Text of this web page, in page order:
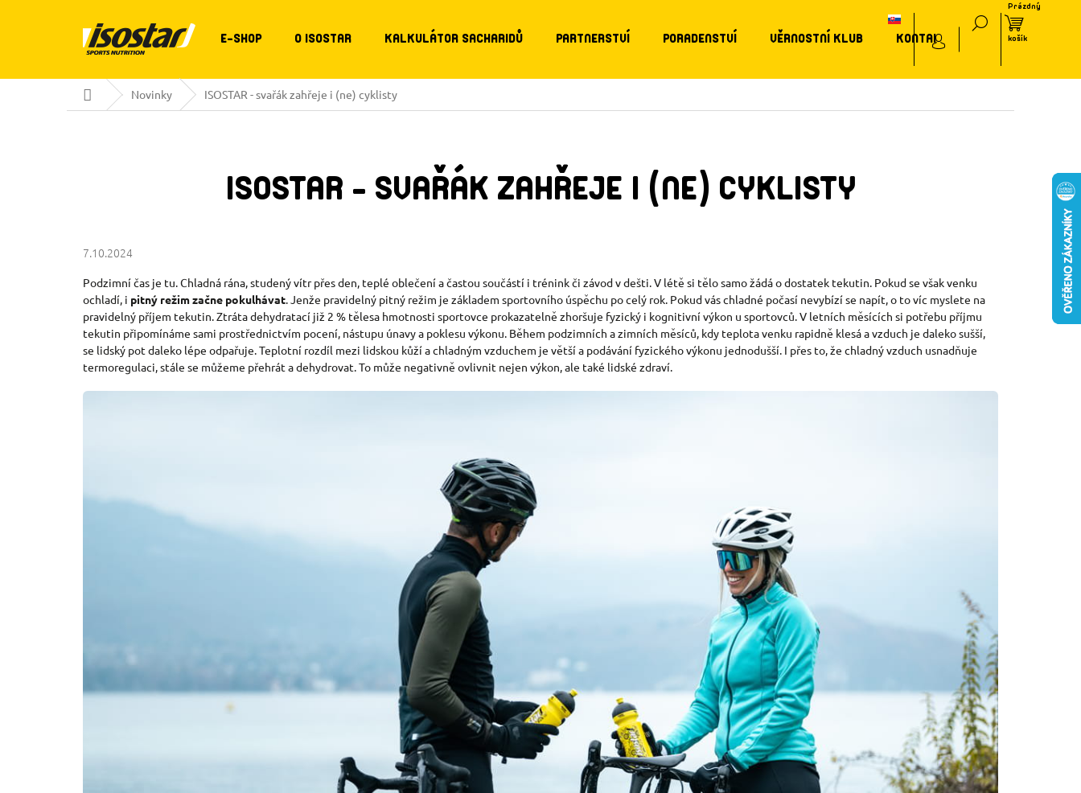
E-SHOP O ISOSTAR KALKULÁTOR SACHARIDŮ PARTNERSTVÍ PORADENSTVÍ VĚRNOSTNÍ KLUB KONTAKT
Domů Novinky ISOSTAR - svařák zahřeje i (ne) cyklisty
ISOSTAR - SVAŘÁK ZAHŘEJE I (NE) CYKLISTY
7.10.2024
Podzimní čas je tu. Chladná rána, studený vítr přes den, teplé oblečení a častou součástí i trénink či závod v dešti. V létě si tělo samo žádá o dostatek tekutin. Pokud se však venku
ochladí, i pitný režim začne pokulhávat . Jenže pravidelný pitný režim je základem sportovního úspěchu po celý rok. Pokud vás chladné počasí nevybízí se napít, o to víc myslete na
pravidelný příjem tekutin. Ztráta dehydratací již 2 % tělesa hmotnosti sportovce prokazatelně zhoršuje fyzický i kognitivní výkon u sportovců. V letních měsících si potřebu příjmu
tekutin připomínáme sami prostřednictvím pocení, nástupu únavy a poklesu výkonu. Během podzimních a zimních měsíců, kdy teplota venku rapidně klesá a vzduch je daleko sušší,
se lidský pot daleko lépe odpařuje. Teplotní rozdíl mezi lidskou kůží a chladným vzduchem je větší a podávání fyzického výkonu jednodušší. I přes to, že chladný vzduch usnadňuje
termoregulaci, stále se můžeme přehrát a dehydrovat. To může negativně ovlivnit nejen výkon, ale také lidské zdraví.